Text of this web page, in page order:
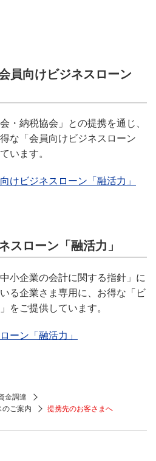
員向けビジネスローン
・納税協会」との提携を通じ、
な「会員向けビジネスローン
います。
けビジネスローン「融活力」
スローン「融活力」
小企業の会計に関する指針」に
る企業さま専用に、お得な「ビ
をご提供しています。
ーン「融活力」
金調達
のご案内
提携先のお客さまへ